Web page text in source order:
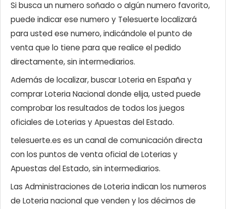
Si busca un numero soñado o algún numero favorito,
puede indicar ese numero y Telesuerte localizará
para usted ese numero, indicándole el punto de
venta que lo tiene para que realice el pedido
directamente, sin intermediarios.
Además de localizar, buscar Loteria en España y
comprar Loteria Nacional donde elija, usted puede
comprobar los resultados de todos los juegos
oficiales de Loterias y Apuestas del Estado.
telesuerte.es es un canal de comunicación directa
con los puntos de venta oficial de Loterias y
Apuestas del Estado, sin intermediarios.
Las Administraciones de Loteria indican los numeros
de Loteria nacional que venden y los décimos de